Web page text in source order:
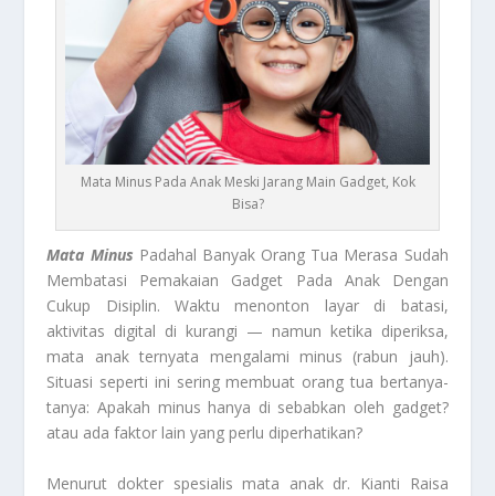
Mata Minus Pada Anak Meski Jarang Main Gadget, Kok
Bisa?
Mata Minus Padahal Banyak Orang Tua Merasa Sudah
Membatasi Pemakaian Gadget Pada Anak Dengan
Cukup Disiplin. Waktu menonton layar di batasi,
aktivitas digital di kurangi — namun ketika diperiksa,
mata anak ternyata mengalami minus (rabun jauh).
Situasi seperti ini sering membuat orang tua bertanya-
tanya: Apakah minus hanya di sebabkan oleh gadget?
atau ada faktor lain yang perlu diperhatikan?
Menurut dokter spesialis mata anak dr. Kianti Raisa